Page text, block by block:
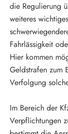
die Regulierung
weiteres
Fahrlässigkeit
Hier kommen
Geldstrafen zum
Verfolgung
Im Bereich der
Verpflichtungen